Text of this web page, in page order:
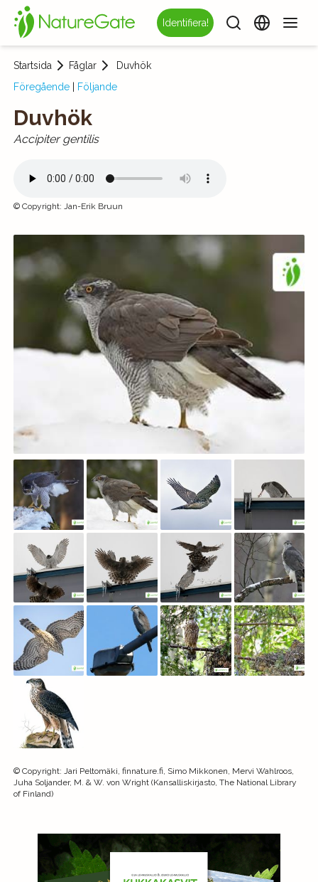
Identifiera!
Startsida Fåglar
Duvhök
Föregående
Följande
Duvhök
Accipiter gentilis
© Copyright: Jan-Erik Bruun
© Copyright: Jari Peltomäki, finnature.fi, Simo Mikkonen, Mervi Wahlroos,
Juha Soljander, M. & W. von Wright (Kansalliskirjasto, The National Library
of Finland)